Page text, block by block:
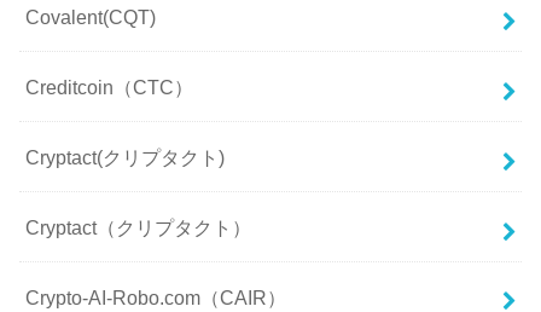
Covalent(CQT)
Creditcoin（CTC）
Cryptact(クリプタクト)
Cryptact（クリプタクト）
Crypto-AI-Robo.com（CAIR）